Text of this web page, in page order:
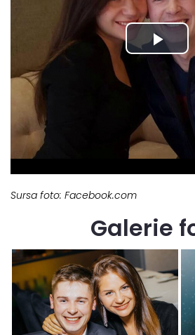
Sursa foto: Facebook.com
Galerie